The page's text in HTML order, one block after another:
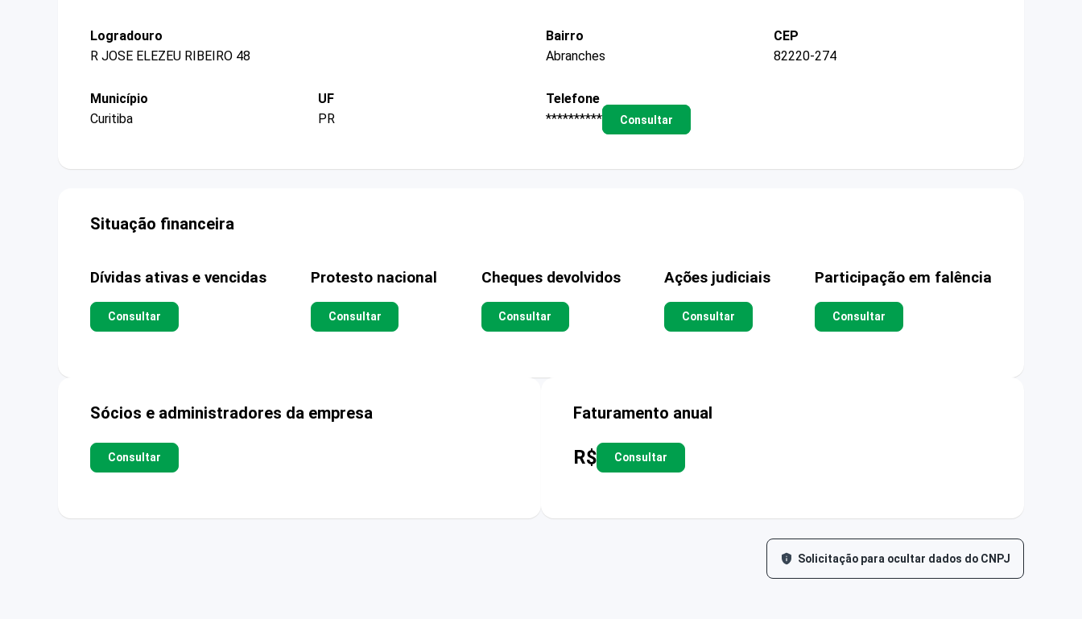
Logradouro
R JOSE ELEZEU RIBEIRO 48
Bairro
Abranches
CEP
82220-274
Município
Curitiba
UF
PR
Telefone
**********
Consultar
Situação financeira
Dívidas ativas e vencidas
Consultar
Protesto nacional
Consultar
Cheques devolvidos
Consultar
Ações judiciais
Consultar
Participação em falência
Consultar
Sócios e administradores da empresa
Consultar
Faturamento anual
R$ Consultar
Solicitação para ocultar dados do CNPJ